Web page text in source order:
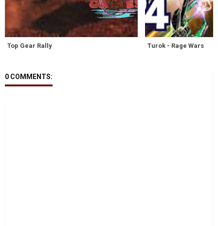
Top Gear Rally Turok - Rage Wars
0 COMMENTS: